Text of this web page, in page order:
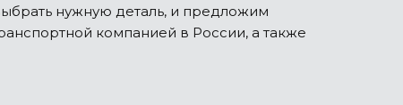
нужную деталь, и предложим
компанией в России, а также